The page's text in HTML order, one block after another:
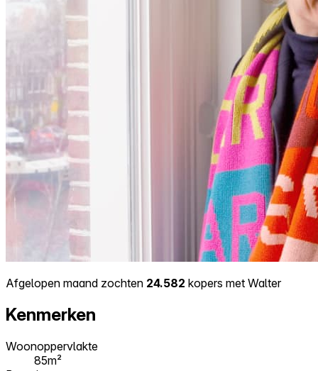
Afgelopen maand zochten 24.582 kopers met Walter
Kenmerken
Woonoppervlakte
85m²